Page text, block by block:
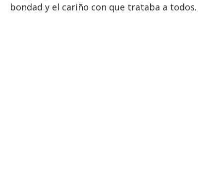
bondad y el cariño con que trataba a todos.